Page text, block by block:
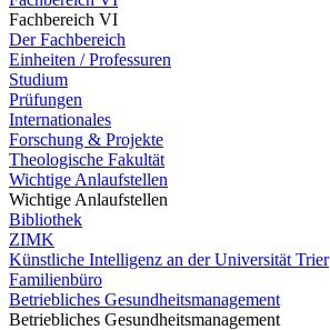
Fachbereich VI
Der Fachbereich
Einheiten / Professuren
Studium
Prüfungen
Internationales
Forschung & Projekte
Theologische Fakultät
Wichtige Anlaufstellen
Wichtige Anlaufstellen
Bibliothek
ZIMK
Künstliche Intelligenz an der Universität Trier
Familienbüro
Betriebliches Gesundheitsmanagement
Betriebliches Gesundheitsmanagement